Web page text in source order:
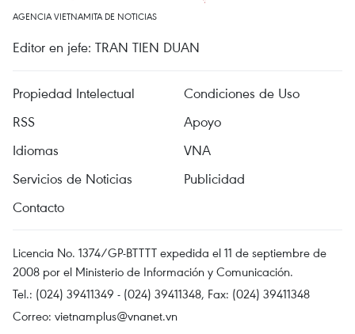
AGENCIA VIETNAMITA DE NOTICIAS
Editor en jefe: TRAN TIEN DUAN
Propiedad Intelectual
Condiciones de Uso
RSS
Apoyo
Idiomas
VNA
Servicios de Noticias
Publicidad
Contacto
Licencia No. 1374/GP-BTTTT expedida el 11 de septiembre de
2008 por el Ministerio de Información y Comunicación.
Tel.: (024) 39411349 - (024) 39411348, Fax: (024) 39411348
Correo: vietnamplus@vnanet.vn